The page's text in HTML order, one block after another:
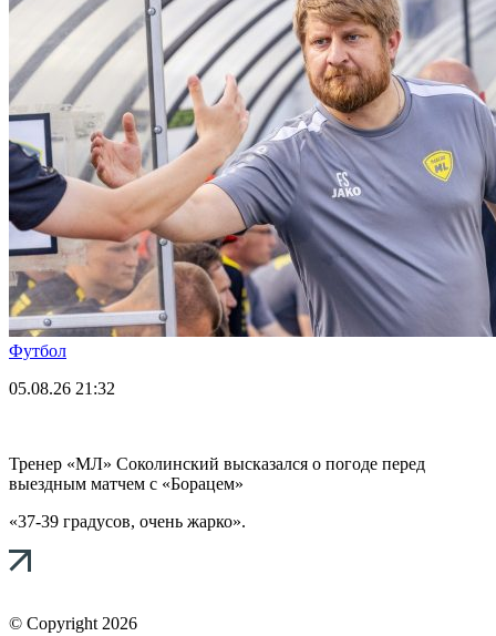
Футбол
05.08.26 21:32
Тренер «МЛ» Соколинский высказался о погоде перед
выездным матчем с «Борацем»
«37-39 градусов, очень жарко».
© Copyright 2026